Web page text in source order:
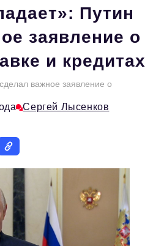
Путин
заявление о
и кредитах
важное заявление о
Сергей Лысенков